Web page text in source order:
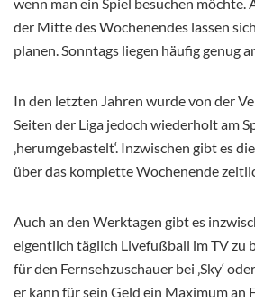
wenn man ein Spiel besuchen
der Mitte des Wochenendes lassen
planen. Sonntags liegen häufig genug
In den letzten Jahren wurde von der
Seiten der Liga jedoch wiederholt am
‚herumgebastelt‘. Inzwischen gibt es
über das komplette Wochenende
Auch an den Werktagen gibt es
eigentlich täglich Livefußball im TV zu
für den Fernsehzuschauer bei ‚Sky‘
er kann für sein Geld ein Maximum an